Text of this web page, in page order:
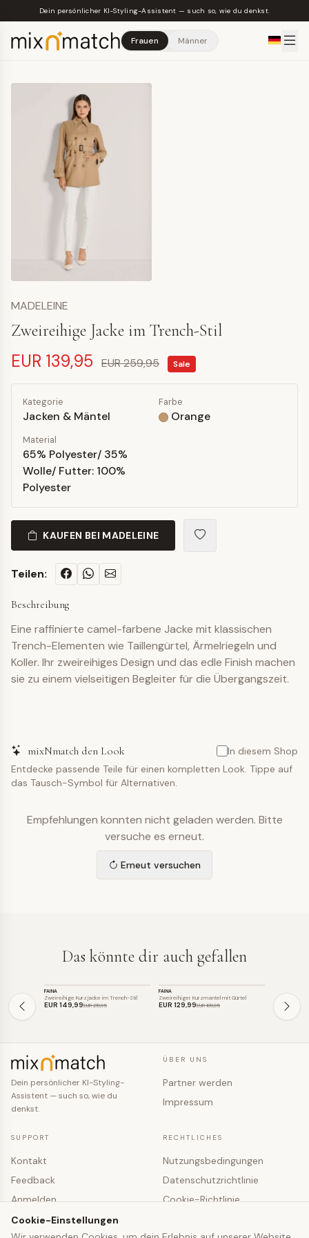
Skip to main content
Dein persönlicher KI-Styling-Assistent — such so, wie du denkst.
Frauen Männer
MADELEINE
Zweireihige Jacke im Trench-Stil
EUR 139,95 EUR 259,95 Sale
Kategorie
Jacken & Mäntel
Farbe
Orange
Material
65% Polyester/ 35%
Wolle/ Futter: 100%
Polyester
KAUFEN BEI MADELEINE
Teilen:
Beschreibung
Eine raffinierte camel-farbene Jacke mit klassischen
Trench-Elementen wie Taillengürtel, Ärmelriegeln und
Koller. Ihr zweireihiges Design und das edle Finish machen
sie zu einem vielseitigen Begleiter für die Übergangszeit.
mixNmatch den Look
In diesem Shop
Entdecke passende Teile für einen kompletten Look. Tippe auf
das Tausch-Symbol für Alternativen.
Empfehlungen konnten nicht geladen werden. Bitte
versuche es erneut.
Erneut versuchen
Das könnte dir auch gefallen
SALE
FAINA
Zweireihige Kurzjacke im Trench-Stil
EUR 149,99EUR 219,95
SALE
FAINA
Zweireihiger Kurzmantel mit Gürtel
EUR 129,99EUR 189,95 EUR 89
Dein persönlicher KI-Styling-
Assistent — such so, wie du
denkst.
ÜBER UNS
Partner werden
Impressum
SUPPORT
Kontakt
Feedback
Anmelden
Registrieren
RECHTLICHES
Nutzungsbedingungen
Datenschutzrichtlinie
Cookie-Richtlinie
Cookie-Einstellungen